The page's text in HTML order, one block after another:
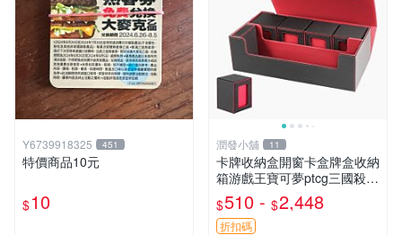
Y6739918325 451
特價商品10元
$10
潤發小舖 11
卡牌收納盒開窗卡盒牌盒收納
箱游戲王寶可夢ptcg三國殺海
賊王dtcg
$510 - $2,448
折扣碼